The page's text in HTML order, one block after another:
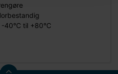
40°C til +80°C